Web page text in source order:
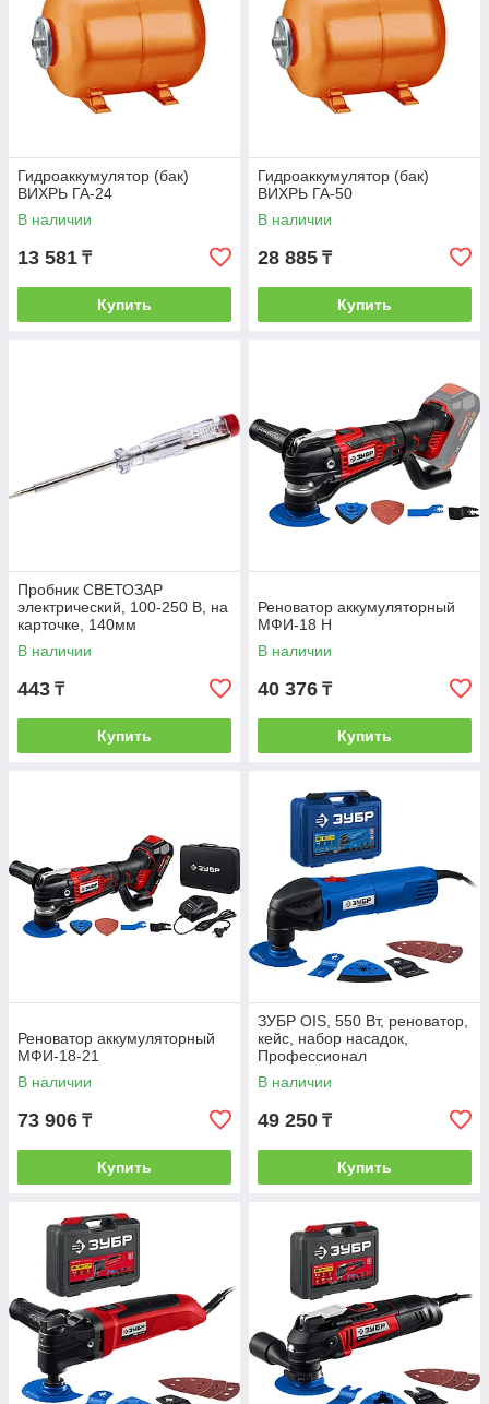
Гидроаккумулятор (бак)
ВИХРЬ ГА-24
В наличии
13 581 ₸
Купить
Гидроаккумулятор (бак)
ВИХРЬ ГА-50
В наличии
28 885 ₸
Купить
Пробник СВЕТОЗАР
электрический, 100-250 В, на
карточке, 140мм
В наличии
443 ₸
Купить
Реноватор аккумуляторный
МФИ-18 Н
В наличии
40 376 ₸
Купить
Реноватор аккумуляторный
МФИ-18-21
В наличии
73 906 ₸
Купить
ЗУБР OIS, 550 Вт, реноватор,
кейс, набор насадок,
Профессионал
В наличии
49 250 ₸
Купить